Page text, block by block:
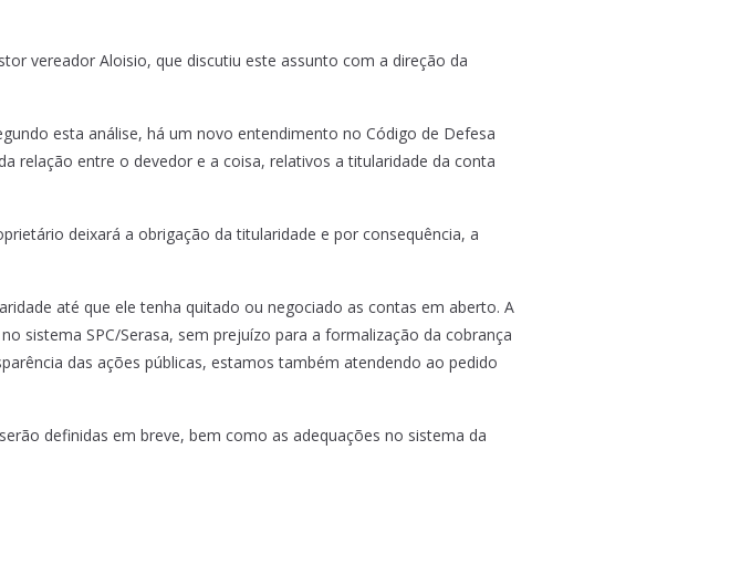
vereador Aloisio, que discutiu este assunto com a direção da
esta análise, há um novo entendimento no Código de Defesa
relação entre o devedor e a coisa, relativos a titularidade da conta
deixará a obrigação da titularidade e por consequência, a
até que ele tenha quitado ou negociado as contas em aberto. A
sistema SPC/Serasa, sem prejuízo para a formalização da cobrança
das ações públicas, estamos também atendendo ao pedido
definidas em breve, bem como as adequações no sistema da